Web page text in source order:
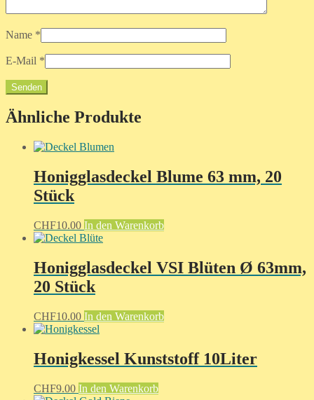
Name *
E-Mail *
Ähnliche Produkte
Honigglasdeckel Blume 63 mm, 20
Stück
CHF10.00 In den Warenkorb
Honigglasdeckel VSI Blüten Ø 63mm,
20 Stück
CHF10.00 In den Warenkorb
Honigkessel Kunststoff 10Liter
CHF9.00 In den Warenkorb